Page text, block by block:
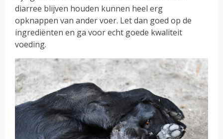
diarree blijven houden kunnen heel erg
opknappen van ander voer. Let dan goed op de
ingrediënten en ga voor echt goede kwaliteit
voeding.